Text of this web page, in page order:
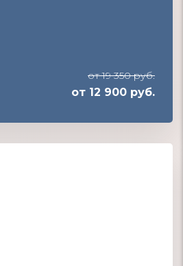
от 19 350 руб.
от 12 900 руб.